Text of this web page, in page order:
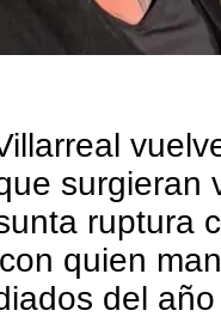
surgieran
ruptura
quien
del